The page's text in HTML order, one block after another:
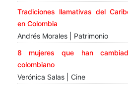
Tradiciones llamativas del
en Colombia
Andrés Morales | Patrimonio
8 mujeres que han
colombiano
Verónica Salas | Cine